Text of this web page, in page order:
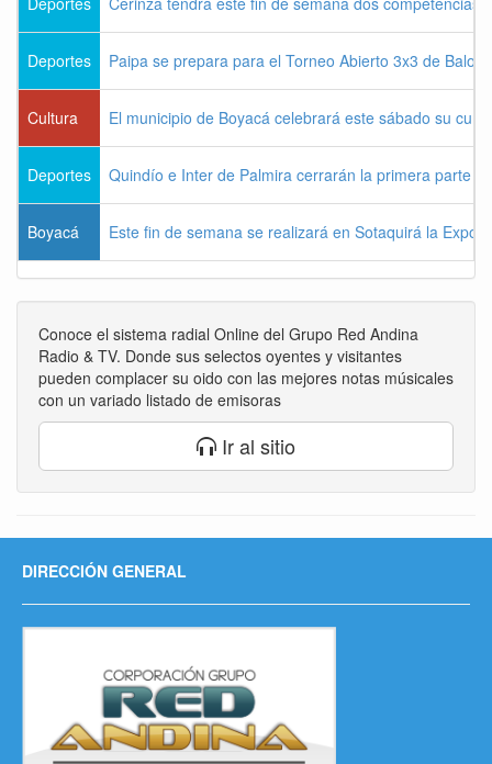
Deportes Paipa se prepara para el Torneo Abierto 3x3 de
Cultura El municipio de Boyacá celebrará este sábado su
Deportes Quindío e Inter de Palmira cerrarán la primera parte
Boyacá Este fin de semana se realizará en Sotaquirá la
Conoce el sistema radial Online del Grupo Red Andina
Radio & TV. Donde sus selectos oyentes y visitantes
pueden complacer su oido con las mejores notas músicales
con un variado listado de emisoras
Ir al sitio
DIRECCIÓN GENERAL